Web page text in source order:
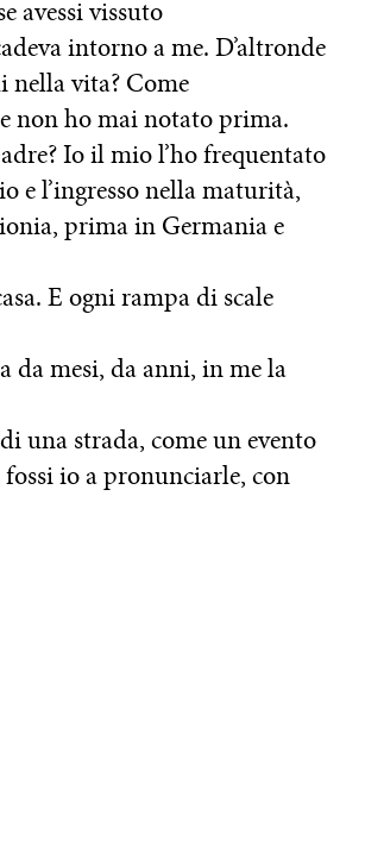
avessi vissuto
intorno a me. D’altronde
nella vita? Come
non ho mai notato prima.
Io il mio l’ho frequentato
e l’ingresso nella maturità,
prima in Germania e
E ogni rampa di scale
da mesi, da anni, in me la
una strada, come un evento
io a pronunciarle, con